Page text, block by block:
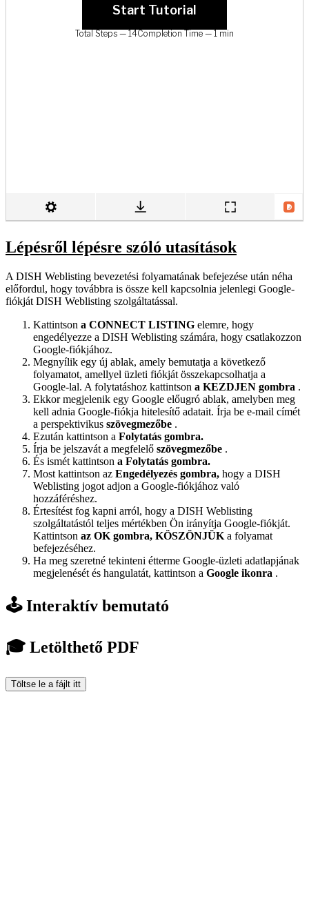
Lépésről lépésre szóló utasítások
A DISH Weblisting bevezetési folyamatának befejezése után néha
előfordul, hogy továbbra is össze kell kapcsolnia jelenlegi Google-
fiókját DISH Weblisting szolgáltatással.
Kattintson a CONNECT LISTING elemre, hogy
engedélyezze a DISH Weblisting számára, hogy csatlakozzon
Google-fiókjához.
Megnyílik egy új ablak, amely bemutatja a következő
folyamatot, amellyel üzleti fiókját összekapcsolhatja a
Google-lal. A folytatáshoz kattintson a KEZDJEN gombra .
Ekkor megjelenik egy Google előugró ablak, amelyben meg
kell adnia Google-fiókja hitelesítő adatait. Írja be e-mail címét
a perspektivikus szövegmezőbe .
Ezután kattintson a Folytatás gombra.
Írja be jelszavát a megfelelő szövegmezőbe .
És ismét kattintson a Folytatás gombra.
Most kattintson az Engedélyezés gombra, hogy a DISH
Weblisting jogot adjon a Google-fiókjához való
hozzáféréshez.
Értesítést fog kapni arról, hogy a DISH Weblisting
szolgáltatástól teljes mértékben Ön irányítja Google-fiókját.
Kattintson az OK gombra, KÖSZÖNJÜK a folyamat
befejezéséhez.
Ha meg szeretné tekinteni étterme Google-üzleti adatlapjának
megjelenését és hangulatát, kattintson a Google ikonra .
🕹️ Interaktív bemutató
🎓 Letölthető PDF
Töltse le a fájlt itt